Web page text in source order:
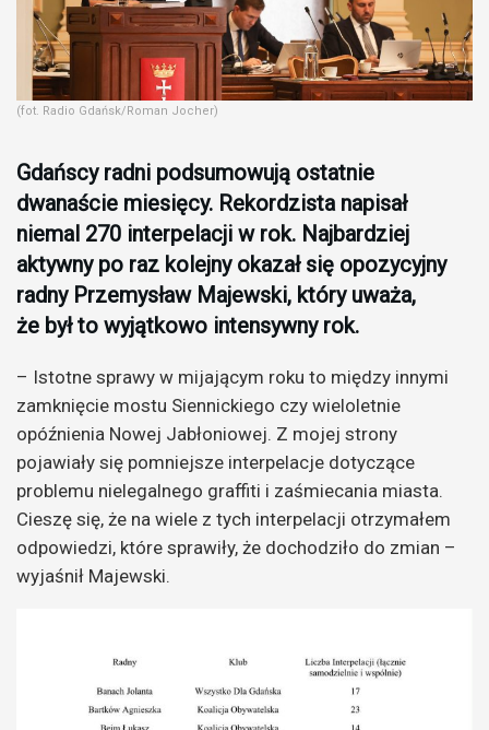
(fot. Radio Gdańsk/Roman Jocher)
Gdańscy radni podsumowują ostatnie
dwanaście miesięcy. Rekordzista napisał
niemal 270 interpelacji w rok. Najbardziej
aktywny po raz kolejny okazał się opozycyjny
radny Przemysław Majewski, który uważa,
że był to wyjątkowo intensywny rok.
– Istotne sprawy w mijającym roku to między innymi
zamknięcie mostu Siennickiego czy wieloletnie
opóźnienia Nowej Jabłoniowej. Z mojej strony
pojawiały się pomniejsze interpelacje dotyczące
problemu nielegalnego graffiti i zaśmiecania miasta.
Cieszę się, że na wiele z tych interpelacji otrzymałem
odpowiedzi, które sprawiły, że dochodziło do zmian –
wyjaśnił Majewski.